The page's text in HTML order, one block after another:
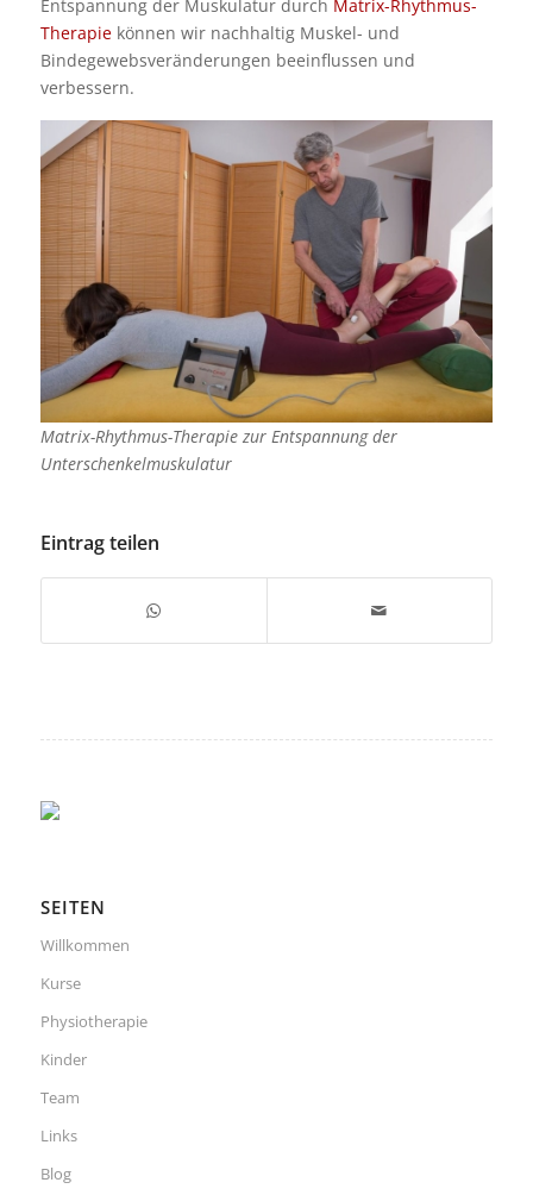
Entspannung der Muskulatur durch Matrix-Rhythmus-
Therapiekönnen wir nachhaltig Muskel- und
Bindegewebsveränderungen beeinflussen und
verbessern.
Matrix-Rhythmus-Therapie zur Entspannung der
Unterschenkelmuskulatur
Eintrag teilen
SEITEN
Willkommen
Kurse
Physiotherapie
Kinder
Team
Links
Blog